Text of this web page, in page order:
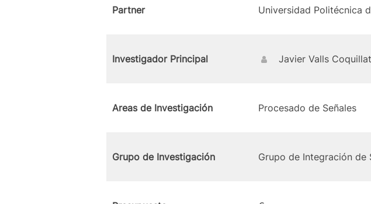
Partner Universidad Politécnica
Investigador Principal Javier Valls Coquillat
Areas de Investigación Procesado de Señales
Grupo de Investigación Grupo de Integración de